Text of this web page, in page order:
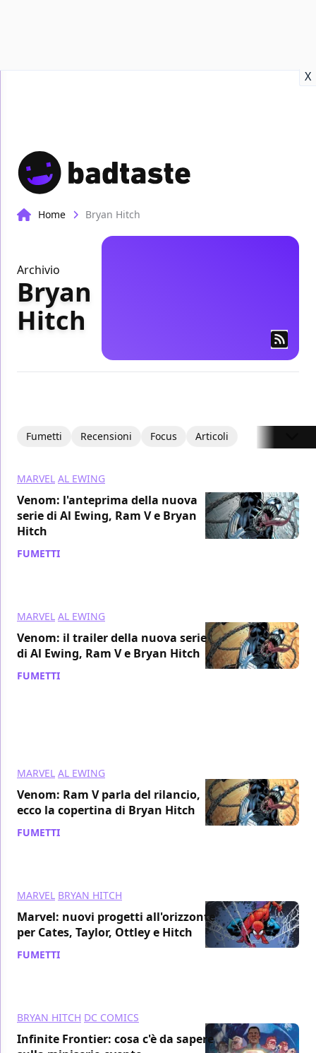
X
Home Bryan Hitch
Archivio
Bryan
Hitch
Fumetti Recensioni Focus Articoli
MARVEL AL EWING
Venom: l'anteprima della nuova
serie di Al Ewing, Ram V e Bryan
Hitch
FUMETTI
MARVEL AL EWING
Venom: il trailer della nuova serie
di Al Ewing, Ram V e Bryan Hitch
FUMETTI
MARVEL AL EWING
Venom: Ram V parla del rilancio,
ecco la copertina di Bryan Hitch
FUMETTI
MARVEL BRYAN HITCH
Marvel: nuovi progetti all'orizzonte
per Cates, Taylor, Ottley e Hitch
FUMETTI
BRYAN HITCH DC COMICS
Infinite Frontier: cosa c'è da sapere